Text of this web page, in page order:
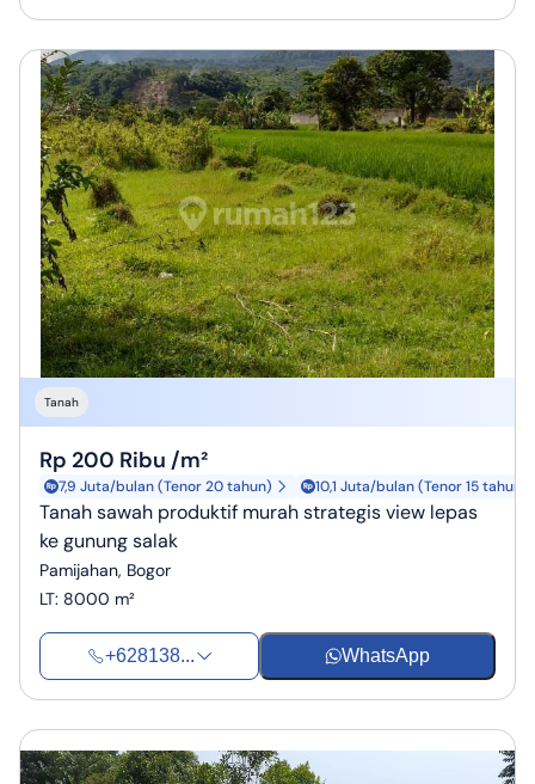
Tanah
Rp 200 Ribu /m²
7,9 Juta/bulan (Tenor 20 tahun) 10,1 Juta/bulan (Tenor 15 tahun)
Tanah sawah produktif murah strategis view lepas
ke gunung salak
Pamijahan, Bogor
LT: 8000 m²
+628138... WhatsApp